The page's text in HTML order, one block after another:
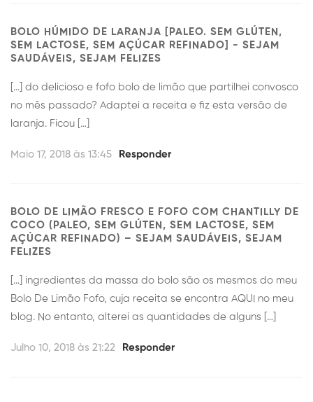
BOLO HÚMIDO DE LARANJA [PALEO. SEM GLÚTEN,
SEM LACTOSE, SEM AÇÚCAR REFINADO] - SEJAM
SAUDÁVEIS, SEJAM FELIZES
[…] do delicioso e fofo bolo de limão que partilhei convosco
no mês passado? Adaptei a receita e fiz esta versão de
laranja. Ficou […]
Maio 17, 2018 às 13:45 Responder
BOLO DE LIMÃO FRESCO E FOFO COM CHANTILLY DE
COCO (PALEO, SEM GLÚTEN, SEM LACTOSE, SEM
AÇÚCAR REFINADO) – SEJAM SAUDÁVEIS, SEJAM
FELIZES
[…] ingredientes da massa do bolo são os mesmos do meu
Bolo De Limão Fofo, cuja receita se encontra AQUI no meu
blog. No entanto, alterei as quantidades de alguns […]
Julho 10, 2018 às 21:22 Responder